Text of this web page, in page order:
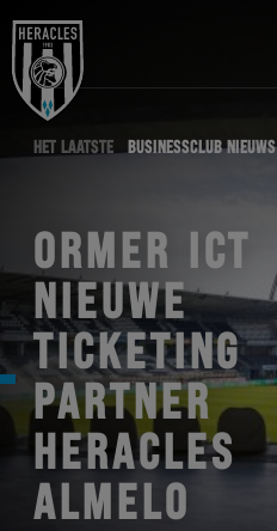
HET LAATSTE BUSINESSCLUB NIEUWS
ORMER ICT
NIEUWE
TICKETING
PARTNER
HERACLES
ALMELO